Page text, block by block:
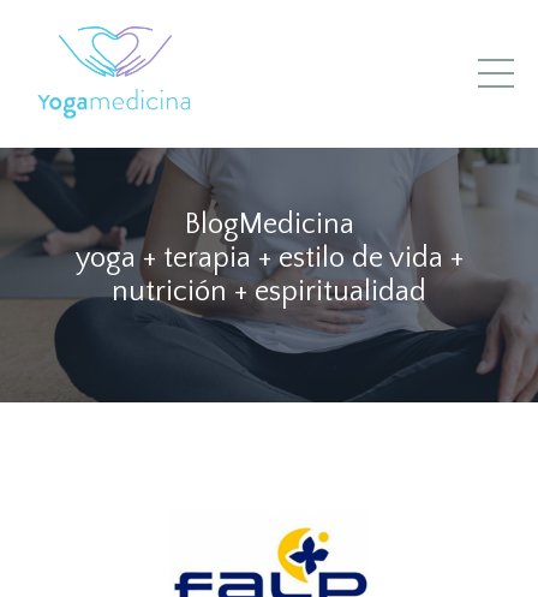
BlogMedicina
yoga + terapia + estilo de vida +
nutrición + espiritualidad